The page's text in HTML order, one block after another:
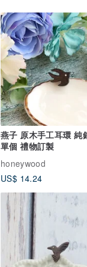
燕子 原木手工耳環 純銀耳針
單個 禮物訂製
honeywood
US$ 14.24